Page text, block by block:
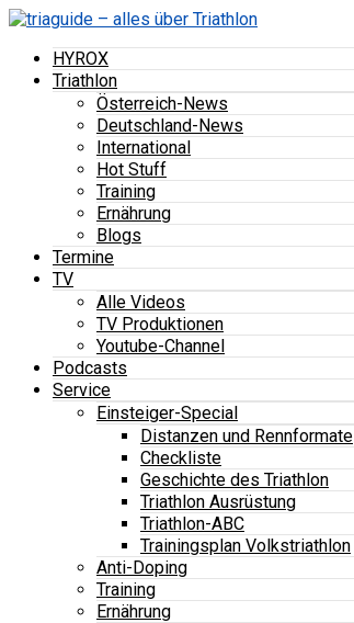
HYROX
Triathlon
Österreich-News
Deutschland-News
International
Hot Stuff
Training
Ernährung
Blogs
Termine
TV
Alle Videos
TV Produktionen
Youtube-Channel
Podcasts
Service
Einsteiger-Special
Distanzen und Rennformate
Checkliste
Geschichte des Triathlon
Triathlon Ausrüstung
Triathlon-ABC
Trainingsplan Volkstriathlon
Anti-Doping
Training
Ernährung